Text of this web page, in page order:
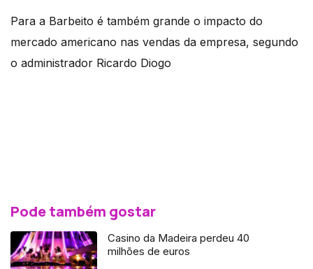
Para a Barbeito é também grande o impacto do
mercado americano nas vendas da empresa, segundo
o administrador Ricardo Diogo
Pode também gostar
Casino da Madeira perdeu 40
milhões de euros